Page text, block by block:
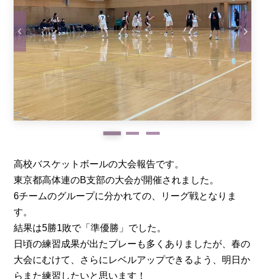
高校バスケットボールの大会報告です。
東京都高体連のB支部の大会が開催されました。
6チームのグループに分かれての、リーグ戦となりま
す。
結果は5勝1敗で「準優勝」でした。
日頃の練習成果が出たプレーも多くありましたが、春の
大会にむけて、さらにレベルアップできるよう、明日か
らまた練習したいと思います！